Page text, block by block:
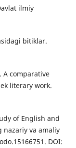
ilmiy
bitiklar.
A comparative
literary work.
of English and
nazariy va amaliy
DOI: